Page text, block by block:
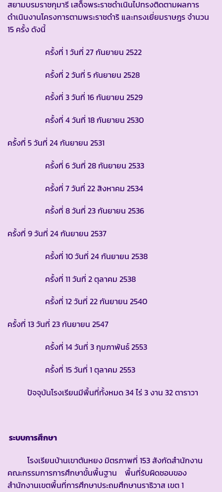
สยามบรมราชกุมารี เสด็จพระราชดำเนินไปทรงติดตามผลการ
ดำเนินงานโครงการตามพระราชดำริ และทรงเยี่ยมราษฎร จำนวน
15 ครั้ง ดังนี้
ครั้งที่ 1 วันที่ 27 กันยายน 2522
ครั้งที่ 2 วันที่ 5 กันยายน 2528
ครั้งที่ 3 วันที่ 16 กันยายน 2529
ครั้งที่ 4 วันที่ 18 กันยายน 2530
ครั้งที่ 5 วันที่ 24 กันยายน 2531
ครั้งที่ 6 วันที่ 28 กันยายน 2533
ครั้งที่ 7 วันที่ 22 สิงหาคม 2534
ครั้งที่ 8 วันที่ 23 กันยายน 2536
ครั้งที่ 9 วันที่ 24 กันยายน 2537
ครั้งที่ 10 วันที่ 24 กันยายน 2538
ครั้งที่ 11 วันที่ 2 ตุลาคม 2538
ครั้งที่ 12 วันที่ 22 กันยายน 2540
ครั้งที่ 13 วันที่ 23 กันยายน 2547
ครั้งที่ 14 วันที่ 3 กุมภาพันธ์ 2553
ครั้งที่ 15 วันที่ 1 ตุลาคม 2553
ปัจจุบันโรงเรียนมีพื้นที่ทั้งหมด 34 ไร่ 3 งาน 32 ตาราวา
ระบบการศึกษา
โรงเรียนบ้านเขาตันหยง มิตรภาพที่ 153 สังกัดสำนักงาน
คณะกรรมการการศึกษาขั้นพื้นฐาน พื้นที่รับผิดชอบของ
สำนักงานเขตพื้นที่การศึกษาประถมศึกษานราธิวาส เขต 1